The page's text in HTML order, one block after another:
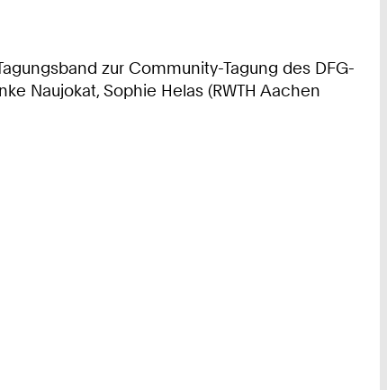
zur Community-Tagung des DFG-
Naujokat, Sophie Helas (RWTH Aachen